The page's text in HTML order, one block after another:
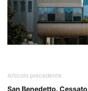
Articolo precedente
San Benedetto. Cessato